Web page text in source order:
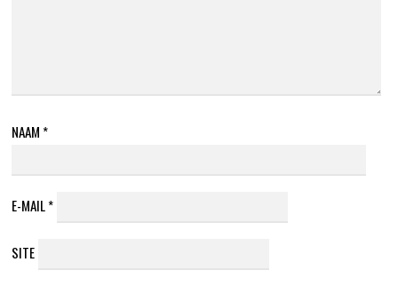
NAAM *
E-MAIL*
SITE